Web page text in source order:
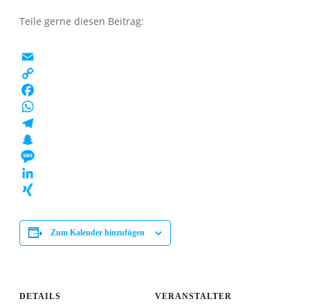
Teile gerne diesen Beitrag:
EMAIL
COPY
LINK
FACEBOOK
WHATSAPP
TELEGRAM
SNAPCHAT
MESSAGE
LINKEDIN
Zum Kalender hinzufügen
DETAILS VERANSTALTER